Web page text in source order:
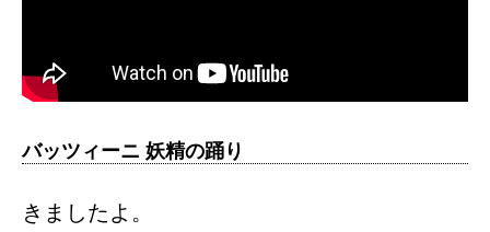
バッツィーニ 妖精の踊り
きましたよ。